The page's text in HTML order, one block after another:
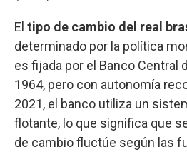
El tipo de cambio del real
determinado por la política
es fijada por el Banco Central
1964, pero con autonomía
2021, el banco utiliza un
flotante, lo que significa que
de cambio fluctúe según las